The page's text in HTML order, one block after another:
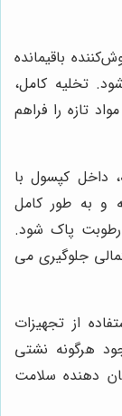
باقیمانده
تخلیه کامل،
تازه را فراهم
داخل کپسول با
و به طور کامل
پاک شود.
جلوگیری می
از تجهیزات
هرگونه نشتی
دهنده سلامت